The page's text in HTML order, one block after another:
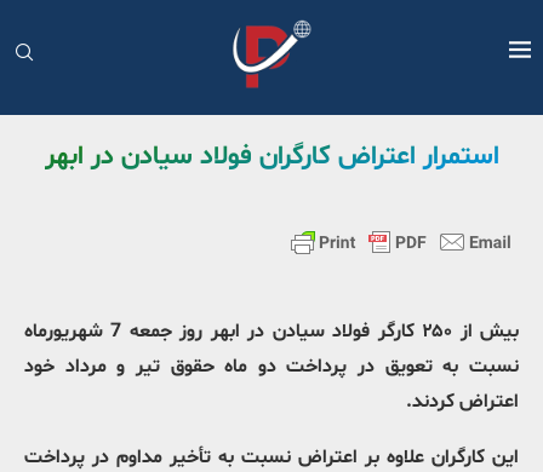
استمرار اعتراض کارگران فولاد سیادن در ابهر
بیش از ۲۵۰ کارگر فولاد سیادن در ابهر روز جمعه 7 شهریورماه
نسبت به تعویق در پرداخت دو ماه حقوق تیر و مرداد خود
اعتراض کردند.
این کارگران علاوه بر اعتراض نسبت به تأخیر مداوم در پرداخت